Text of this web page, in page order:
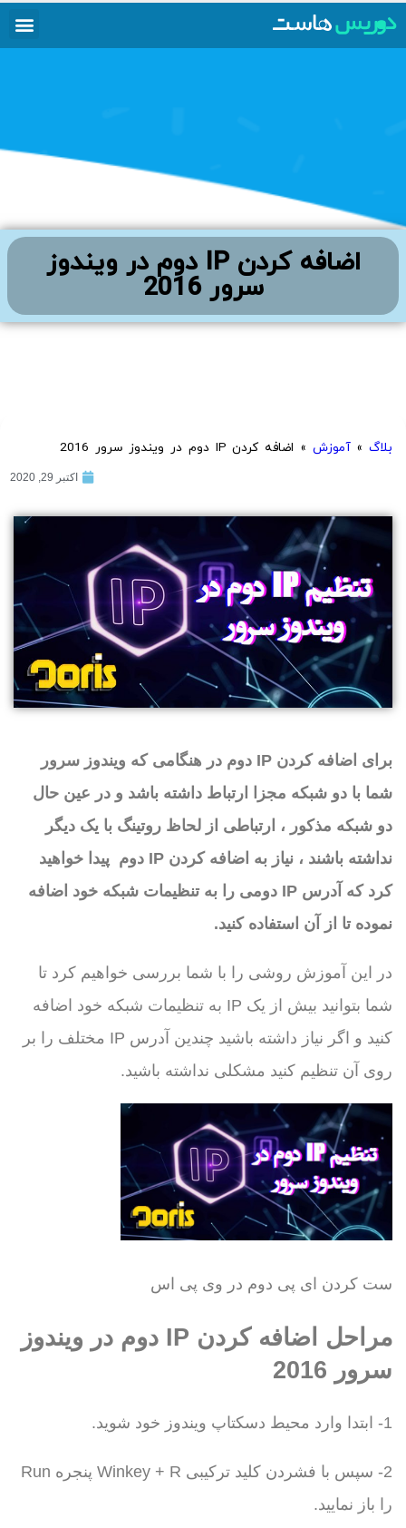
اضافه کردن IP دوم در ویندوز
سرور 2016
بلاگ »آموزش » اضافه کردن IP دوم در ویندوز سرور 2016
اکتبر 29, 2020
برای اضافه کردن IP دوم در هنگامی که ویندوز سرور
شما با دو شبکه مجزا ارتباط داشته باشد و در عین حال
دو شبکه مذکور ، ارتباطی از لحاظ روتینگ با یک دیگر
نداشته باشند ، نیاز به اضافه کردن IP دوم پیدا خواهید
کرد که آدرس IP دومی را به تنظیمات شبکه خود اضافه
نموده تا از آن استفاده کنید.
در این آموزش روشی را با شما بررسی خواهیم کرد تا
شما بتوانید بیش از یک IP به تنظیمات شبکه خود اضافه
کنید و اگر نیاز داشته باشید چندین آدرس IP مختلف را بر
روی آن تنظیم کنید مشکلی نداشته باشید.
ست کردن ای پی دوم در وی پی اس
مراحل اضافه کردن IP دوم در ویندوز
سرور 2016
1- ابتدا وارد محیط دسکتاپ ویندوز خود شوید.
2- سپس با فشردن کلید ترکیبی Winkey + R پنجره Run
را باز نمایید.